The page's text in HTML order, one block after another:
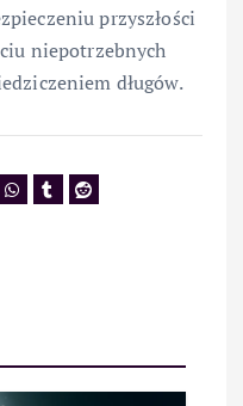
przyszłości
niepotrzebnych
długów.